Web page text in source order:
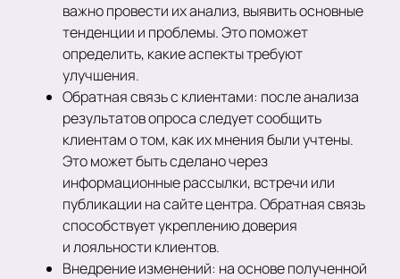
важно провести их анализ, выявить основные
тенденции и проблемы. Это поможет
определить, какие аспекты требуют
улучшения.
Обратная связь с клиентами: после анализа
результатов опроса следует сообщить
клиентам о том, как их мнения были учтены.
Это может быть сделано через
информационные рассылки, встречи или
публикации на сайте центра. Обратная связь
способствует укреплению доверия
и лояльности клиентов.
Внедрение изменений: на основе полученной